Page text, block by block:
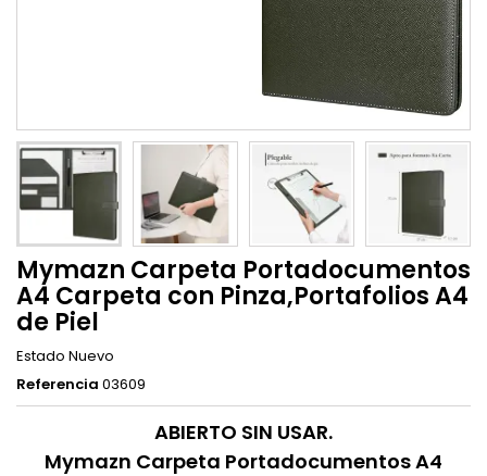
Mymazn Carpeta Portadocumentos
A4 Carpeta con Pinza,Portafolios A4
de Piel
Estado Nuevo
Referencia 03609
ABIERTO SIN USAR.
Mymazn Carpeta Portadocumentos A4